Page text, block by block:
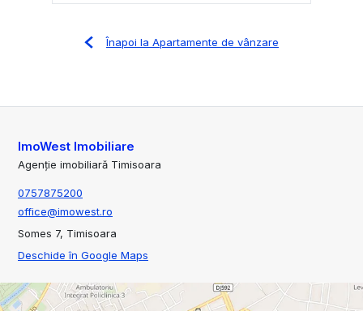
Înapoi la Apartamente de vânzare
ImoWest Imobiliare
Agenție imobiliară Timisoara
0757875200
office@imowest.ro
Somes 7, Timisoara
Deschide în Google Maps